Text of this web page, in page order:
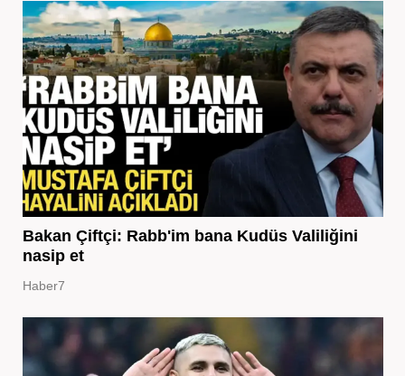
Bakan Çiftçi: Rabb'im bana Kudüs Valiliğini
nasip et
Haber7